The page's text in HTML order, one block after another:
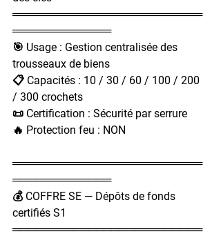
═════════════════════════
═════════════
🎯 Usage : Gestion centralisée des
trousseaux de biens
📋 Capacités : 10 / 30 / 60 / 100 / 200
/ 300 crochets
📜 Certification : Sécurité par serrure
🔥 Protection feu : NON
═════════════════════════
═════════════
💰 COFFRE SE — Dépôts de fonds
certifiés S1
═════════════════════════